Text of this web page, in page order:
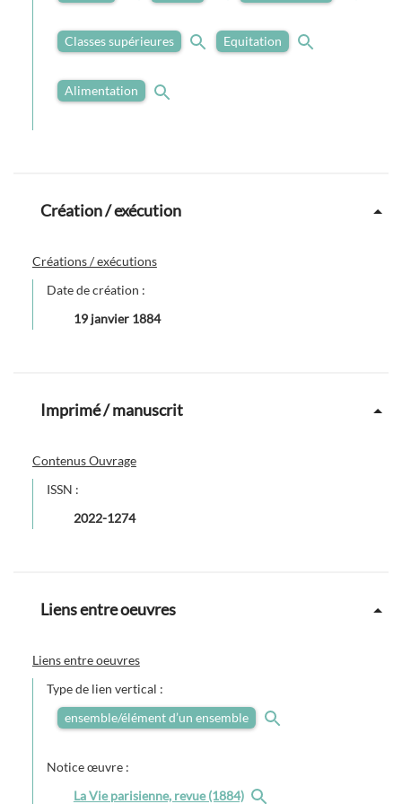
Classes supérieures Equitation
Alimentation
Création / exécution
Créations / exécutions
Date de création :
19 janvier 1884
Imprimé / manuscrit
Contenus Ouvrage
ISSN :
2022-1274
Liens entre oeuvres
Liens entre oeuvres
Type de lien vertical :
ensemble/élément d’un ensemble
Notice œuvre :
La Vie parisienne, revue (1884)